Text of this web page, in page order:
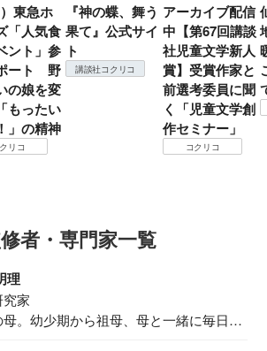
）東急ホ
「人気食
ント」参
ート 野
の娘を変
もったい
」の精神
リコ
『神の蝶、舞う
果て』公式サイ
ト
講談社コクリコ
アーカイブ配信
中【第67回講談
社児童文学新人
賞】受賞作家と
前選考委員に聞
く「児童文学創
作セミナー」
コクリコ
者・専門家一覧
理
家
母。幼少期から祖母、母と一緒に毎日の